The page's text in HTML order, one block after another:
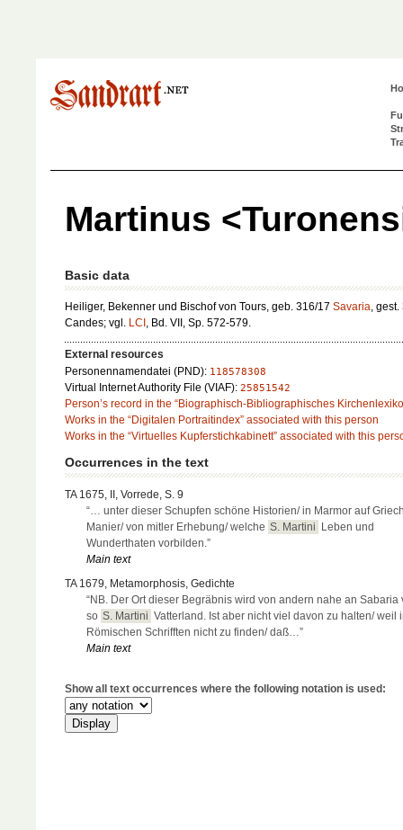
Martinus
Basic data
Heiliger, Bekenner und Bischof von Tours, geb. 316/17 Savaria, gest.
Candes; vgl. LCI , Bd. VII, Sp. 572-579.
External resources
Personennamendatei (PND): 118578308
Virtual Internet Authority File (VIAF): 25851542
Person’s record in the “Biographisch-Bibliographisches
Works in the “Digitalen Portraitindex” associated with this person
Works in the “Virtuelles Kupferstichkabinett” associated with this
Occurrences in the text
TA 1675, II, Vorrede, S. 9
“… unter dieser Schupfen schöne Historien/ in Marmor auf
Manier/ von mitler Erhebung/ welche S. Martini Leben und
Wunderthaten vorbilden.”
Main text
TA 1679, Metamorphosis, Gedichte
“NB. Der Ort dieser Begräbnis wird von andern nahe an Sabaria
so S. Martini Vatterland. Ist aber nicht viel davon zu halten/ weil
Römischen Schrifften nicht zu finden/ daß…”
Main text
Show all text occurrences where the following notation is used: